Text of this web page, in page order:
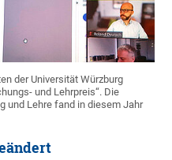
der Universität Würzburg
und Lehrpreis“. Die
und Lehre fand in diesem Jahr